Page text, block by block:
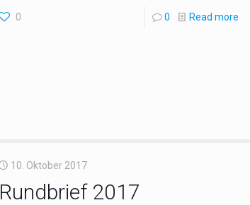
0 0 Read more
10. Oktober 2017
Rundbrief 2017